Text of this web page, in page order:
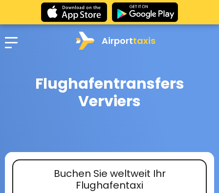
Airporttaxis
Flughafentransfers
Verviers
Buchen Sie weltweit Ihr
Flughafentaxi